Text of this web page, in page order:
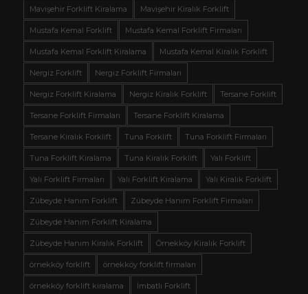
Mavişehir Forklift Kiralama Mavişehir Kiralık Forklift
Mustafa Kemal Forklift Mustafa Kemal Forklift Firmaları
Mustafa Kemal Forklift Kiralama Mustafa Kemal Kiralık Forklift
Nergiz Forklift Nergiz Forklift Firmaları
Nergiz Forklift Kiralama Nergiz Kiralık Forklift Tersane Forklift
Tersane Forklift Firmaları Tersane Forklift Kiralama
Tersane Kiralık Forklift Tuna Forklift Tuna Forklift Firmaları
Tuna Forklift Kiralama Tuna Kiralık Forklift Yalı Forklift
Yalı Forklift Firmaları Yalı Forklift Kiralama Yalı Kiralık Forklift
Zübeyde Hanım Forklift Zübeyde Hanım Forklift Firmaları
Zübeyde Hanım Forklift Kiralama
Zübeyde Hanım Kiralık Forklift Örnekköy Kiralık Forklift
örnekköy forklift örnekköy forklift firmaları
örnekköy forklift kiralama İmbatlı Forklift